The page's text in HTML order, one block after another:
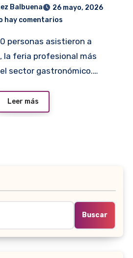
Balbuena
26 mayo, 2026
hay comentarios
la feria profesional más
sector gastronómico.…
Leer más
Buscar